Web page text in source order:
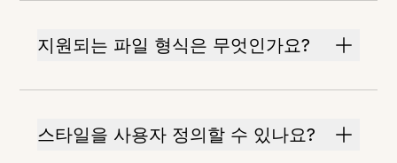
지원되는 파일 형식은 무엇인가요?
스타일을 사용자 정의할 수 있나요?